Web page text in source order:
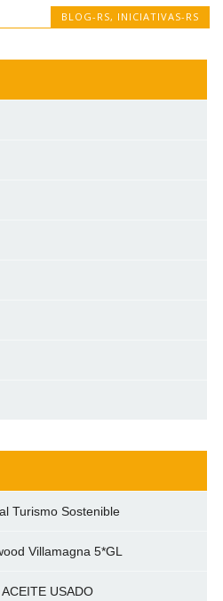
BLOG-RS, INICIATIVAS-RS
Turismo Sostenible
Villamagna 5*GL
USADO